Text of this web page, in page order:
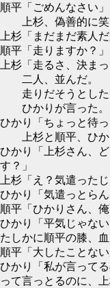
順平「ごめんなさい」
上杉、偽善的に笑
上杉「まだまだ素人
順平「走りますか？」
上杉「走るさ、決ま
二人、並んだ。
走りだそうとした
ひかりが言った。
ひかり「ちょっと待っ
上杉と順平、ひか
ひかり「上杉さん、
す？」
上杉「え？気遣ったじ
ひかり「気遣っとら
順平「ひかりさん、俺
ひかり「平気じゃない
たしかに順平の膝、血
順平「大したことない
ひかり「私が言って
って言っとるのに、